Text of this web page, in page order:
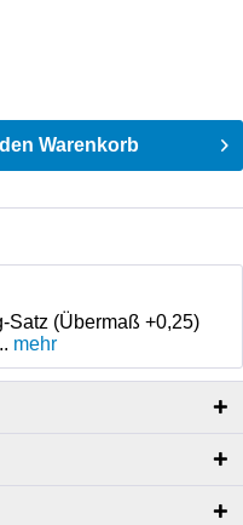
Warenkorb
Satz (Übermaß +0,25)
mehr